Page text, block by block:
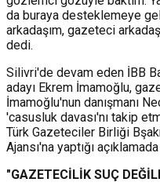
da buraya desteklemeye
arkadaşım, gazeteci
dedi.
Silivri'de devam eden İBB
adayı Ekrem İmamoğlu,
İmamoğlu'nun danışmanı
'casusluk davası'nı takip
Türk Gazeteciler Birliği
Ajansı'na yaptığı
"GAZETECİLİK SUÇ